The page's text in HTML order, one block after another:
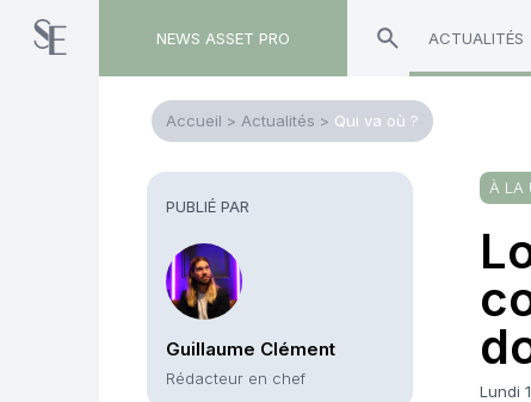
NEWS ASSET PRO ACTUALITÉS
Accueil > Actualités > Qui va où ?
PUBLIÉ PAR
Guillaume Clément
Rédacteur en chef
À LA
Lundi